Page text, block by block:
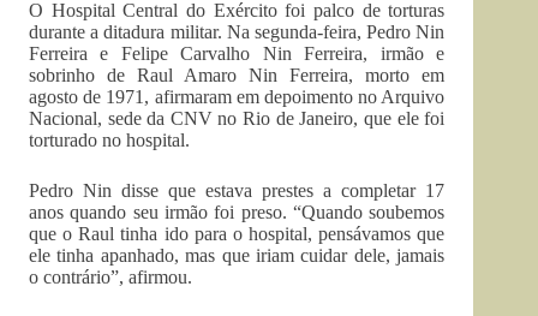
O Hospital Central do Exército foi palco de torturas
durante a ditadura militar. Na segunda-feira, Pedro Nin
Ferreira e Felipe Carvalho Nin Ferreira, irmão e
sobrinho de Raul Amaro Nin Ferreira, morto em
agosto de 1971, afirmaram em depoimento no Arquivo
Nacional, sede da CNV no Rio de Janeiro, que ele foi
torturado no hospital.
Pedro Nin disse que estava prestes a completar 17
anos quando seu irmão foi preso. “Quando soubemos
que o Raul tinha ido para o hospital, pensávamos que
ele tinha apanhado, mas que iriam cuidar dele, jamais
o contrário”, afirmou.